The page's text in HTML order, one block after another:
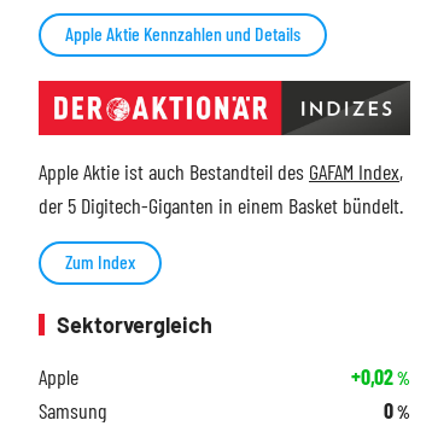
Apple Aktie Kennzahlen und Details
Apple Aktie ist auch Bestandteil des GAFAM Index,
der 5 Digitech-Giganten in einem Basket bündelt.
Zum Index
Sektorvergleich
Apple
+0,02%
Samsung 0%